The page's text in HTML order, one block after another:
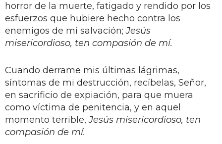
horror de la muerte, fatigado y rendido por los
esfuerzos que hubiere hecho contra los
enemigos de mi salvación;Jesús
misericordioso, ten compasión de mí.
Cuando derrame mis últimas lágrimas,
síntomas de mi destrucción, recíbelas, Señor,
en sacrificio de expiación, para que muera
como víctima de penitencia, y en aquel
momento terrible,Jesús misericordioso, ten
compasión de mí.